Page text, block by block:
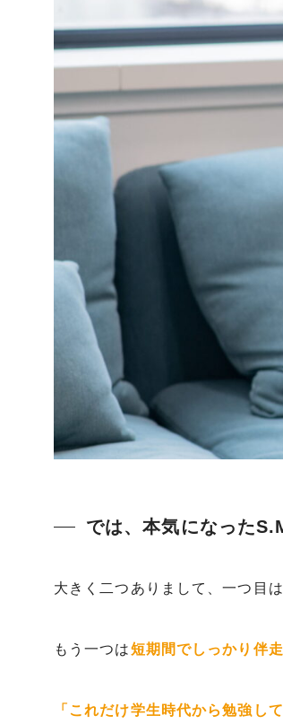
では、本気になった
大きく二つありまして、一つ目は
もう一つは短期間でしっかり伴
「これだけ学生時代から勉強し